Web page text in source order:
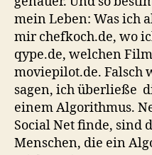
mein Leben: Was ich
mir chefkoch.de, wo
qype.de, welchen
moviepilot.de. Falsch
sagen, ich überließe
einem Algorithmus.
Social Net finde, sind
Menschen, die ein